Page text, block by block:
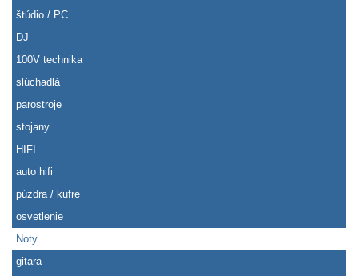
štúdio / PC
DJ
100V technika
slúchadlá
parostroje
stojany
HIFI
auto hifi
púzdra / kufre
osvetlenie
Noty
gitara